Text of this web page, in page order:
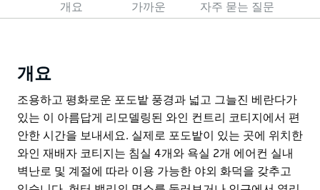
개요 가까운 자주 묻는 질문
개요
조용하고 평화로운 포도밭 풍경과 넓고 그늘진 베란다가
있는 이 아름답게 리모델링된 와인 컨트리 코티지에서 편
안한 시간을 보내세요. 실제로 포도밭이 있는 곳에 위치한
와인 재배자 코티지는 침실 4개와 욕실 2개 에어컨 실내
벽난로 및 계절에 따라 이용 가능한 야외 화덕을 갖추고